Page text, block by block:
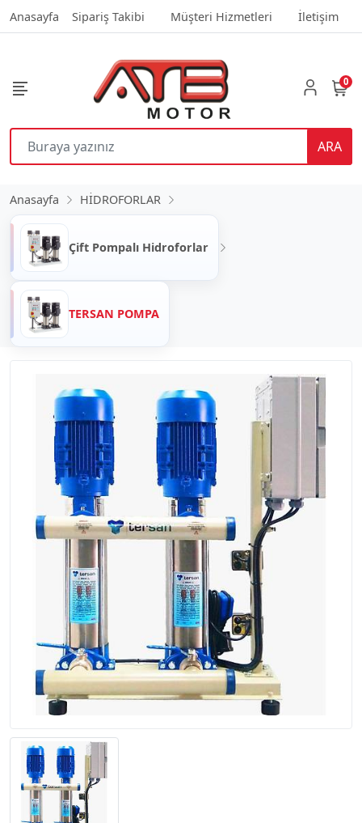
Anasayfa Sipariş Takibi Müşteri Hizmetleri İletişim
ARA
0
Anasayfa HİDROFORLAR
Çift Pompalı Hidroforlar
TERSAN POMPA